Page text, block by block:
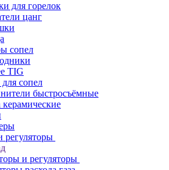
для горелок
цанг
сопел
TIG
сопел
быстросъёмные
регуляторы
и регуляторы